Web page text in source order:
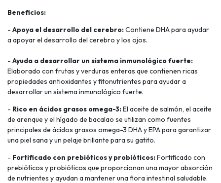
Beneficios:
- Apoya el desarrollo del cerebro:Contiene DHA para ayudar
a apoyar el desarrollo del cerebro y los ojos.
- Ayuda a desarrollar un sistema inmunológico fuerte:
Elaborado con frutas y verduras enteras que contienen ricas
propiedades antioxidantes y fitonutrientes para ayudar a
desarrollar un sistema inmunológico fuerte.
- Rico en ácidos grasos omega-3:El aceite de salmón, el aceite
de arenque y el hígado de bacalao se utilizan como fuentes
principales de ácidos grasos omega-3 DHA y EPA para garantizar
una piel sana y un pelaje brillante para su gatito.
- Fortificado con prebióticos y probióticos:Fortificado con
prebióticos y probióticos que proporcionan una mayor absorción
de nutrientes y ayudan a mantener una flora intestinal saludable.